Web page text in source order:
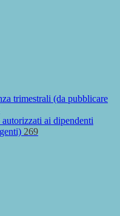
trimestrali (da pubblicare
ai dipendenti
269